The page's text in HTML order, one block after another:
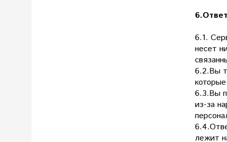
6.1.
несет
6.2.Вы
6.3.Вы
из-за
лежит